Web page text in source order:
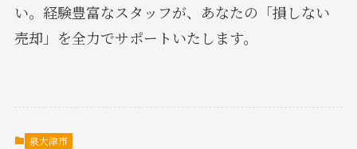
い。経験豊富なスタッフが、あなたの「損しない
売却」を全力でサポートいたします。
泉大津市